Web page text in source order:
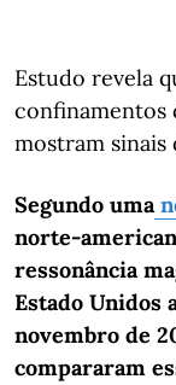
Estudo revela
confinamentos
mostram
Segundo uma
norte-
ressonância
Estado Unidos
novembro de
compararam